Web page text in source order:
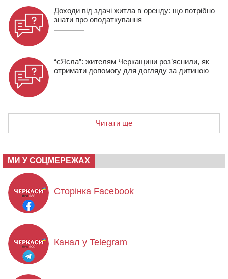
Доходи від здачі житла в оренду: що потрібно
знати про оподаткування
“єЯсла”: жителям Черкащини роз’яснили, як
отримати допомогу для догляду за дитиною
Читати ще
МИ У СОЦМЕРЕЖАХ
Сторінка Facebook
Канал у Telegram